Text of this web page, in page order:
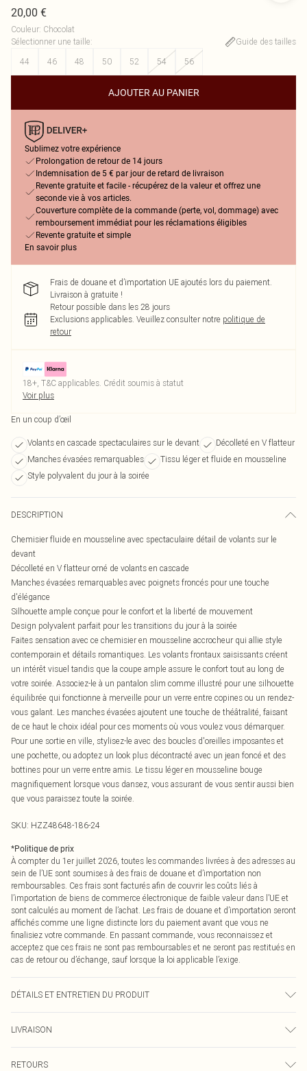
20,00 €
Couleur: Chocolat
Sélectionner une taille:
Guide des tailles
44
46 48 50 52 54 56
AJOUTER AU PANIER
Sublimez votre expérience
Prolongation de retour de 14 jours
Indemnisation de 5 € par jour de retard de livraison
Revente gratuite et facile - récupérez de la valeur et offrez une
seconde vie à vos articles.
Couverture complète de la commande (perte, vol, dommage) avec
remboursement immédiat pour les réclamations éligibles
Revente gratuite et simple
En savoir plus
Frais de douane et d’importation UE ajoutés lors du paiement.
Livraison à gratuite !
Retour possible dans les 28 jours
Exclusions applicables. Veuillez consulter notre politique de
retour
18+, T&C applicables. Crédit soumis à statut
Voir plus
En un coup d’œil
Volants en cascade spectaculaires sur le devant
Décolleté en V flatteur
Manches évasées remarquables
Tissu léger et fluide en mousseline
Style polyvalent du jour à la soirée
DESCRIPTION
Chemisier fluide en mousseline avec spectaculaire détail de volants sur le
devant
Décolleté en V flatteur orné de volants en cascade
Manches évasées remarquables avec poignets froncés pour une touche
d'élégance
Silhouette ample conçue pour le confort et la liberté de mouvement
Design polyvalent parfait pour les transitions du jour à la soirée
Faites sensation avec ce chemisier en mousseline accrocheur qui allie style
contemporain et détails romantiques. Les volants frontaux saisissants créent
un intérêt visuel tandis que la coupe ample assure le confort tout au long de
votre soirée. Associez-le à un pantalon slim comme illustré pour une silhouette
équilibrée qui fonctionne à merveille pour un verre entre copines ou un rendez-
vous galant. Les manches évasées ajoutent une touche de théâtralité, faisant
de ce haut le choix idéal pour ces moments où vous voulez vous démarquer.
Pour une sortie en ville, stylisez-le avec des boucles d'oreilles imposantes et
une pochette, ou adoptez un look plus décontracté avec un jean foncé et des
bottines pour un verre entre amis. Le tissu léger en mousseline bouge
magnifiquement lorsque vous dansez, vous assurant de vous sentir aussi bien
que vous paraissez toute la soirée.
SKU: HZZ48648-186-24
*Politique de prix
À compter du 1er juillet 2026, toutes les commandes livrées à des adresses au
sein de l’UE sont soumises à des frais de douane et d’importation non
remboursables. Ces frais sont facturés afin de couvrir les coûts liés à
l’importation de biens de commerce électronique de faible valeur dans l’UE et
sont calculés au moment de l’achat. Les frais de douane et d’importation seront
affichés comme une ligne distincte lors du paiement avant que vous ne
finalisiez votre commande. En passant commande, vous reconnaissez et
acceptez que ces frais ne sont pas remboursables et ne seront pas restitués en
cas de retour ou d’échange, sauf lorsque la loi applicable l’exige.
DÉTAILS ET ENTRETIEN DU PRODUIT
LIVRAISON
RETOURS